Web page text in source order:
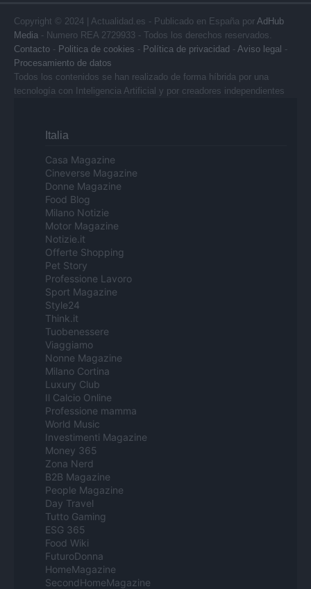
Copyright © 2024 | Actualidad.es - Publicado en España por AdHub
Media - Numero REA 2729933 - Todos los derechos reservados.
Contacto - Politica de cookies - Política de privacidad - Aviso legal -
Procesamiento de datos
Todos los contenidos se han realizado de forma híbrida por una
tecnología con Inteligencia Artificial y por creadores independientes
Italia
Casa Magazine
Cineverse Magazine
Donne Magazine
Food Blog
Milano Notizie
Motor Magazine
Notizie.it
Offerte Shopping
Pet Story
Professione Lavoro
Sport Magazine
Style24
Think.it
Tuobenessere
Viaggiamo
Nonne Magazine
Milano Cortina
Luxury Club
Il Calcio Online
Professione mamma
World Music
Investimenti Magazine
Money 365
Zona Nerd
B2B Magazine
People Magazine
Day Travel
Tutto Gaming
ESG 365
Food Wiki
FuturoDonna
HomeMagazine
SecondHomeMagazine